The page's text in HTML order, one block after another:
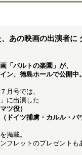
あの映画の出演者に
「バルトの楽園」が、
ン、徳島ホールで公開中。
月号では、
に出演した
ツ役）
ドイツ捕虜・カルル・バ
掲載。
フレットのプレゼントも